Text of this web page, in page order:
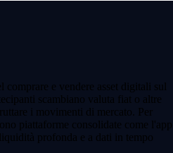
e vendere asset digitali sul
scambiano valuta fiat o altre
i movimenti di mercato. Per
piattaforme consolidate come l'app
profonda e a dati in tempo